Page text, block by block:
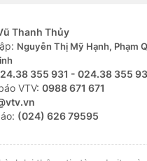
Thanh Thủy
Nguyễn Thị Mỹ Hạnh, Phạm
355 931 - 024.38 355
VTV: 0988 671 671
(024) 626 79595